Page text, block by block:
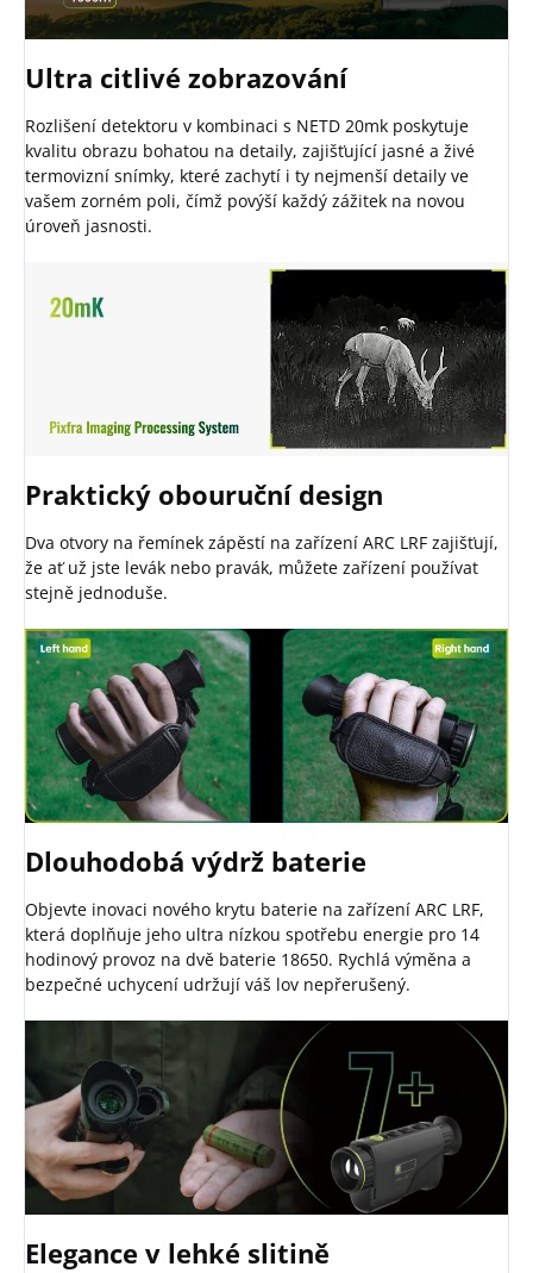
Ultra citlivé zobrazování
Rozlišení detektoru v kombinaci s NETD 20mk poskytuje
kvalitu obrazu bohatou na detaily, zajišťující jasné a živé
termovizní snímky, které zachytí i ty nejmenší detaily ve
vašem zorném poli, čímž povýší každý zážitek na novou
úroveň jasnosti.
Praktický obouruční design
Dva otvory na řemínek zápěstí na zařízení ARC LRF zajišťují,
že ať už jste levák nebo pravák, můžete zařízení používat
stejně jednoduše.
Dlouhodobá výdrž baterie
Objevte inovaci nového krytu baterie na zařízení ARC LRF,
která doplňuje jeho ultra nízkou spotřebu energie pro 14
hodinový provoz na dvě baterie 18650. Rychlá výměna a
bezpečné uchycení udržují váš lov nepřerušený.
Elegance v lehké slitině